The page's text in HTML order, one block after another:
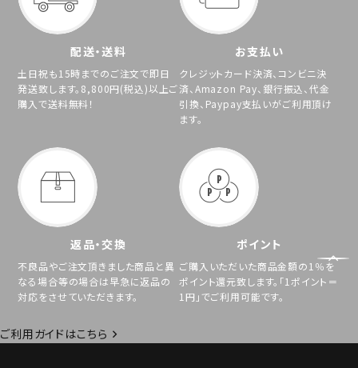
配送・送料
土日祝も15時までのご注文で即日
発送致します。8,800円(税込)以上ご
購入で送料無料！
お支払い
クレジットカード決済、コンビニ決
済、Amazon Pay、銀行振込、代金
引換、Paypay支払いがご利用頂け
ます。
返品・交換
不良品やご注文頂きました商品と異
なる場合等の場合は早急に返品の
対応をさせていただきます。
ポイント
ご購入いただいた商品金額の1％を
ポイント還元致します。「1ポイント＝
1円」でご利用可能です。
ご利用ガイドはこちら